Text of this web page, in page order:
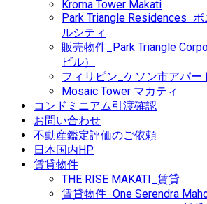
Kroma Tower Makati
Park Triangle Residences_
ルシティ
販売物件_Park Triangle
ビル）
フィリピン_ケソン市アパー
Mosaic Tower マカティ
コンドミニアム引渡確認
お問い合わせ
不動産鑑定評価のご依頼
日本国内HP
賃貸物件
THE RISE MAKATI_賃貸
賃貸物件_One Serendra